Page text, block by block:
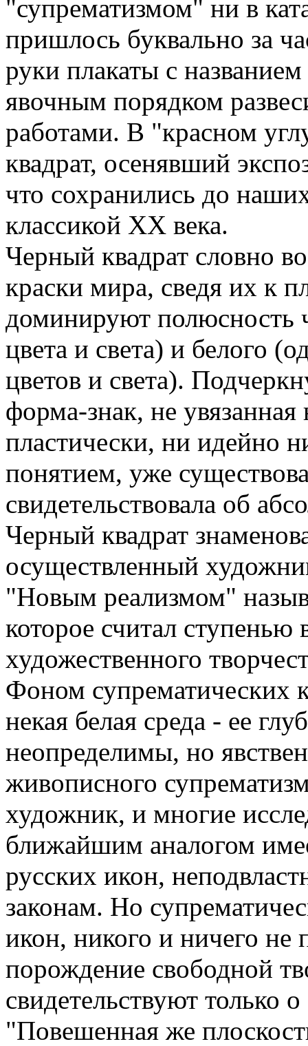
"супрематизмом" ни в
пришлось буквально за
руки плакаты с
явочным порядком
работами. В "красном
квадрат, осенявший
что сохранились до
классикой XX века.
Черный квадрат словно
краски мира, сведя их к
доминируют полюсность
цвета и света) и белого
цветов и света).
форма-знак, не
пластически, ни идейно
понятием, уже
свидетельствовала об
Черный квадрат
осуществленный
"Новым реализмом"
которое считал ступенью
художественного
Фоном супрематических
некая белая среда - ее
неопределимы, но
живописного
художник, и многие
ближайшим аналогом
русских икон,
законам. Но
икон, никого и ничего не
порождение свободной
свидетельствуют только
"Повешенная же